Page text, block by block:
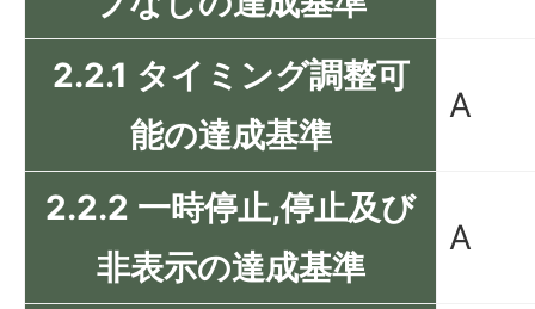
2.2.1 タイミング調整可
能の達成基準
A
2.2.2 一時停止,停止及び
非表示の達成基準
A